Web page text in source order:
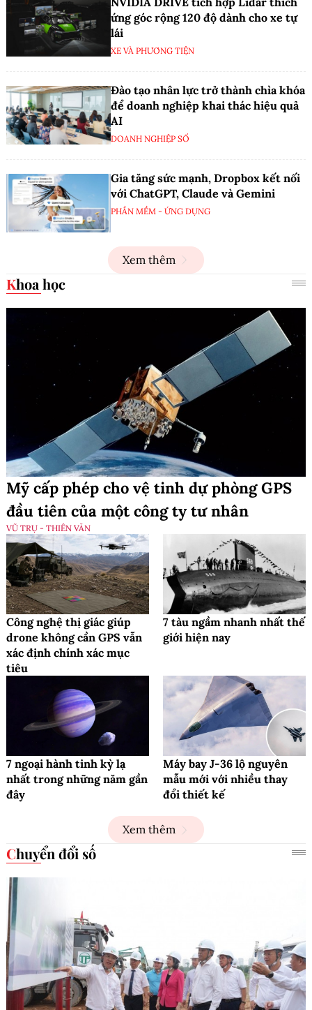
ứng góc rộng 120 độ dành cho xe tự
lái
XE VÀ PHƯƠNG TIỆN
Đào tạo nhân lực trở thành chìa khóa
để doanh nghiệp khai thác hiệu quả
AI
DOANH NGHIỆP SỐ
Gia tăng sức mạnh, Dropbox kết nối
với ChatGPT, Claude và Gemini
PHẦN MỀM - ỨNG DỤNG
Xem thêm
Khoa học
Mỹ cấp phép cho vệ tinh dự phòng GPS
đầu tiên của một công ty tư nhân
VŨ TRỤ - THIÊN VĂN
Công nghệ thị giác giúp
drone không cần GPS vẫn
xác định chính xác mục
tiêu
7 tàu ngầm nhanh nhất thế
giới hiện nay
7 ngoại hành tinh kỳ lạ
nhất trong những năm gần
đây
Máy bay J-36 lộ nguyên
mẫu mới với nhiều thay
đổi thiết kế
Xem thêm
Chuyển đổi số